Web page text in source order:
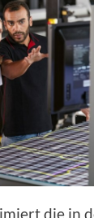
die in